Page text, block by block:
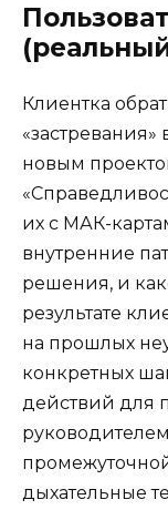
Клиентка
новым
их с МАК-
внутренние
решения, и
результате
на прошлых
конкретных
действий для
дыхательные